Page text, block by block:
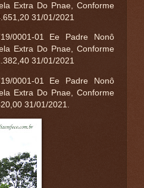
Extra Do Pnae, Conforme
31/01/2021
0001-01 Ee Padre Nonô
Extra Do Pnae, Conforme
31/01/2021
0001-01 Ee Padre Nonô
Extra Do Pnae, Conforme
31/01/2021.